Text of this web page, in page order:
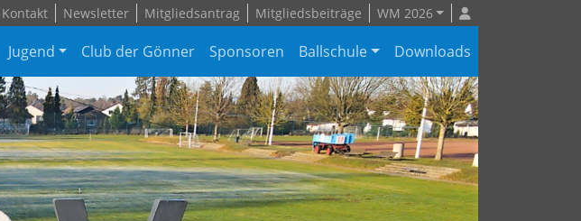
Kontakt Newsletter Mitgliedsantrag Mitgliedsbeiträge WM 2026
Jugend Club der Gönner Sponsoren Ballschule Downloads